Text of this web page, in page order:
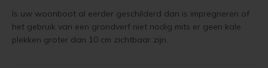
Steigerhout olien
Is uw woonboot al eerder geschilderd dan is impregneren of
het gebruik van een grondverf niet nodig mits er geen kale
plekken groter dan 10 cm zichtbaar zijn.